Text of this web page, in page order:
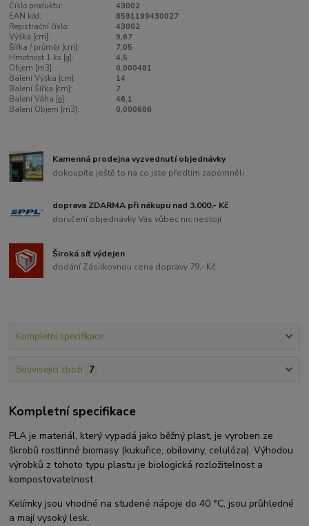
Číslo produktu:
43002
EAN kód:
8591199430027
Registrační číslo:
43002
Výška [cm]:
9,67
Šířka / průměr [cm]:
7,05
Hmotnost 1 ks [g]:
4,5
Objem [m3]:
0,000481
Balení Výška [cm]:
14
Balení Šířka [cm]:
7
Balení Váha [g]:
46,1
Balení Objem [m3]:
0,000686
Kamenná prodejna vyzvednutí objednávky
dokoupíte ještě to na co jste předtím zapomněli
doprava ZDARMA při nákupu nad 3.000,- Kč
doručení objednávky Vás vůbec nic nestojí
Široká síť výdejen
dodání Zásilkovnou cena dopravy 79,- Kč
Kompletní specifikace
Související zboží 7
Kompletní specifikace
PLA je materiál, který vypadá jako běžný plast, je vyroben ze
škrobů rostlinné biomasy (kukuřice, obiloviny, celulóza). Výhodou
výrobků z tohoto typu plastu je biologická rozložitelnost a
kompostovatelnost.
Kelímky jsou vhodné na studené nápoje do 40 °C, jsou průhledné
a mají vysoký lesk.